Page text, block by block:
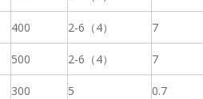
400 2-6（4） 7
500 2-6（4） 7
300 5 0.7